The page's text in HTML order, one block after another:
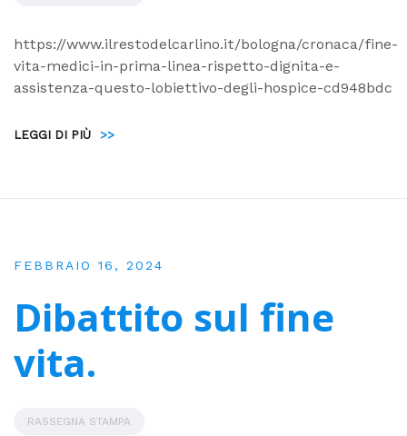
https://www.ilrestodelcarlino.it/bologna/cronaca/fine-
vita-medici-in-prima-linea-rispetto-dignita-e-
assistenza-questo-lobiettivo-degli-hospice-cd948bdc
LEGGI DI PIÙ >>
FEBBRAIO 16, 2024
Dibattito sul fine
vita.
RASSEGNA STAMPA